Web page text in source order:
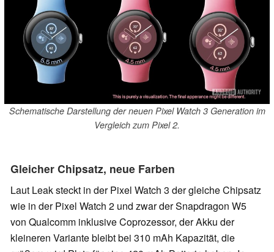
Schematische Darstellung der neuen Pixel Watch 3 Generation im
Vergleich zum Pixel 2.
Gleicher Chipsatz, neue Farben
Laut Leak steckt in der Pixel Watch 3 der gleiche Chipsatz
wie in der Pixel Watch 2 und zwar der Snapdragon W5
von Qualcomm inklusive Coprozessor, der Akku der
kleineren Variante bleibt bei 310 mAh Kapazität, die